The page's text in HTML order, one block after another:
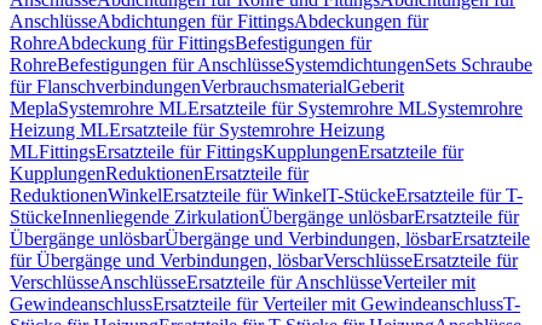
AnschlüsseAbdichtungen für FittingsAbdeckungen für
RohreAbdeckung für FittingsBefestigungen für
RohreBefestigungen für AnschlüsseSystemdichtungenSets Schraube
für FlanschverbindungenVerbrauchsmaterialGeberit
MeplaSystemrohre MLErsatzteile für Systemrohre MLSystemrohre
Heizung MLErsatzteile für Systemrohre Heizung
MLFittingsErsatzteile für FittingsKupplungenErsatzteile für
KupplungenReduktionenErsatzteile für
ReduktionenWinkelErsatzteile für WinkelT-StückeErsatzteile für T-
StückeInnenliegende ZirkulationÜbergänge unlösbarErsatzteile für
Übergänge unlösbarÜbergänge und Verbindungen, lösbarErsatzteile
für Übergänge und Verbindungen, lösbarVerschlüsseErsatzteile für
VerschlüsseAnschlüsseErsatzteile für AnschlüsseVerteiler mit
GewindeanschlussErsatzteile für Verteiler mit GewindeanschlussT-